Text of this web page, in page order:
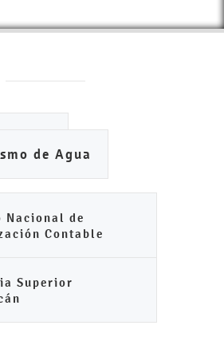
de Agua
Nacional de
Contable
Superior